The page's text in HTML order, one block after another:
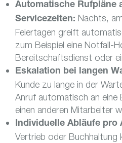
Automatische Rufpläne
Servicezeiten: Nachts,
Feiertagen greift
zum Beispiel eine Notfall-
Bereitschaftsdienst oder
Eskalation bei langen
Kunde zu lange in der
Anruf automatisch an eine
einen anderen Mitarbeiter
Individuelle Abläufe pro
Vertrieb oder Buchhaltung